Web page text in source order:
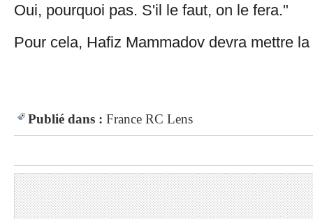
Oui, pourquoi pas. S'il le faut, on le fera."
Pour cela, Hafiz Mammadov devra mettre
Publié dans : France RC Lens